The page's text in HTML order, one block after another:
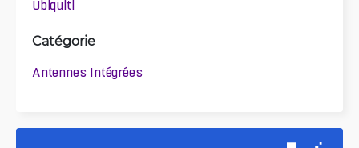
Ubiquiti
Catégorie
Antennes Intégrées